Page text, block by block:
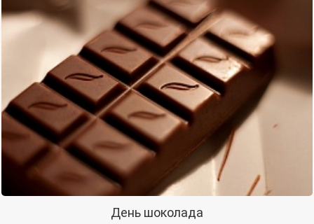
День шоколада